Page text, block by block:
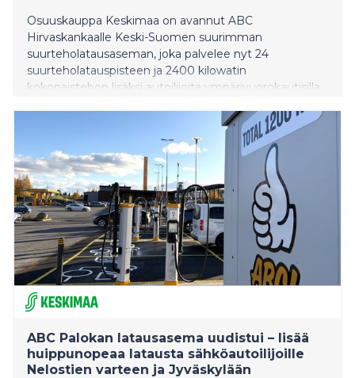
Osuuskauppa Keskimaa on avannut ABC
Hirvaskankaalle Keski-Suomen suurimman
suurteholatausaseman, joka palvelee nyt 24
suurteholatauspisteen ja 2400 kilowatin
kokonaistehon lisäksi autoilijoita ympärivuorokautisilla,
ABC Palokan latausasema uudistui – lisää
huippunopeaa latausta sähköautoilijoille
Nelostien varteen ja Jyväskylään